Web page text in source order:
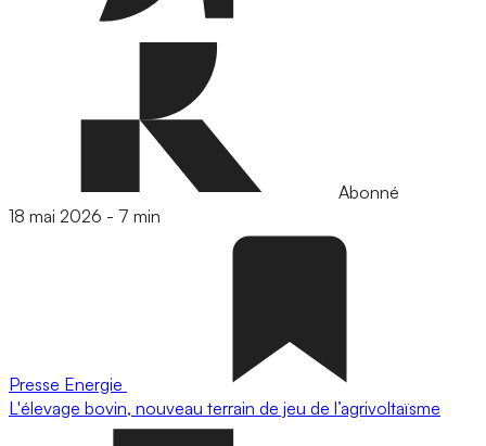
Abonné
18 mai 2026 - 7 min
Presse Energie
L'élevage bovin, nouveau terrain de jeu de l’agrivoltaïsme